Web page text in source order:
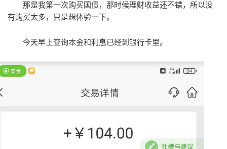
那是我第一次购买国债，那时候理财收益还不错，所以没
有购买太多，只是想体验一下。
今天早上查询本金和利息已经到银行卡里。